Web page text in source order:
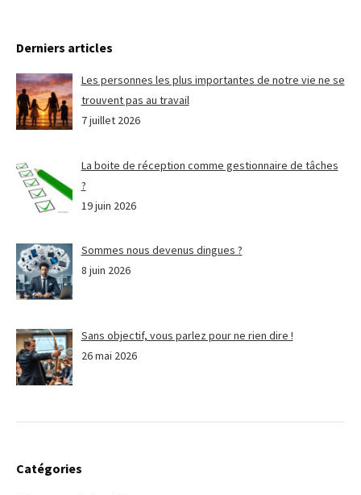
Derniers articles
Les personnes les plus importantes de notre vie ne se
trouvent pas au travail
7 juillet 2026
La boite de réception comme gestionnaire de tâches
?
19 juin 2026
Sommes nous devenus dingues ?
8 juin 2026
Sans objectif, vous parlez pour ne rien dire !
26 mai 2026
Catégories